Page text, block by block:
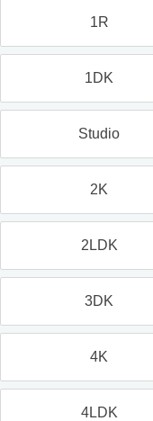
1R
1DK
Studio
2K
2LDK
3DK
4K
4LDK